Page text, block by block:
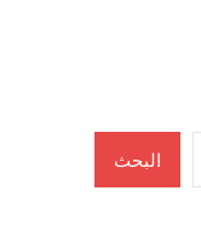
البحث